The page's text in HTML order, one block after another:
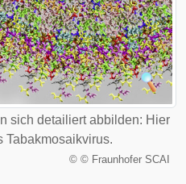
sich detailiert abbilden: Hier
Tabakmosaikvirus.
© © Fraunhofer SCAI